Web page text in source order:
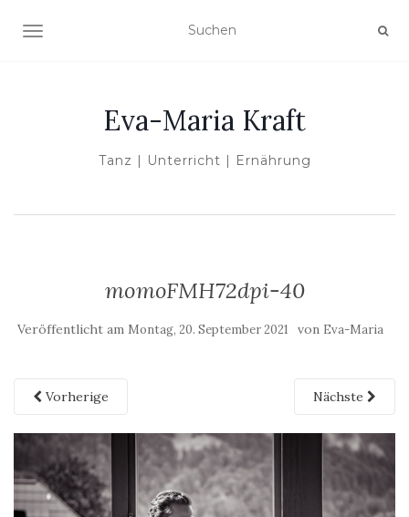
NAVIGATION UMSCHALTEN
Eva-Maria Kraft
Tanz | Unterricht | Ernährung
momoFMH72dpi-40
Veröffentlicht am Montag, 20. September 2021 von Eva-Maria
Vorherige Nächste